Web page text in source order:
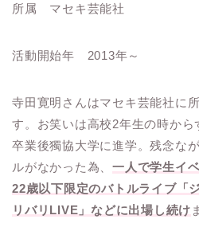
所属 マセキ芸能社
活動開始年 2013年～
寺田寛明さんはマセキ芸能社に
す。お笑いは高校2年生の時から
卒業後獨協大学に進学。残念な
ルがなかった為、一人で学生イ
22歳以下限定のバトルライブ「
リバリLIVE」などに出場し続け